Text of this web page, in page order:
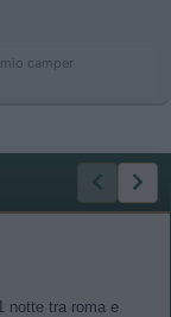
camper
notte tra roma e